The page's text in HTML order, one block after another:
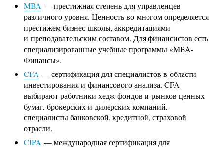
MBA — престижная степень для управленцев
различного уровня. Ценность во многом определяется
престижем бизнес-школы, аккредитациями
и преподавательским составом. Для финансистов есть
специализированные учебные программы «MBA-
Финансы».
CFA — сертификация для специалистов в области
инвестирования и финансового анализа. CFA
выбирают работники хедж-фондов и рынков ценных
бумаг, брокерских и дилерских компаний,
специалисты банковской, кредитной, страховой
отрасли.
CIPA — международная сертификация для